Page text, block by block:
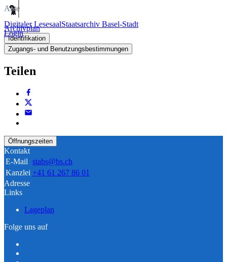
Digitaler LesesaalStaatsarchiv Basel-Stadt
Login
Akte
Archivplan
Identifikation
Zugangs- und Benutzungsbestimmungen
Teilen
Öffnungszeiten
Kontakt
E-Mail stabs@bs.ch
Kanzlei +41 61 267 86 01
Adresse
Links
Lageplan
Folge uns auf